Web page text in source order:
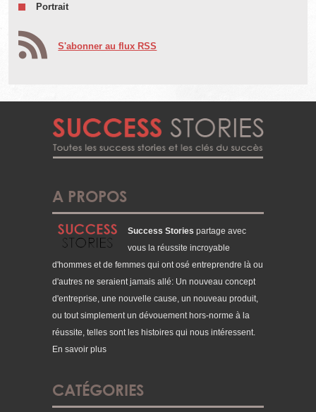
Portrait
S'abonner au flux RSS
A PROPOS
Success Stories partage avec
vous la réussite incroyable
d'hommes et de femmes qui ont osé entreprendre là ou
d'autres ne seraient jamais allé: Un nouveau concept
d'entreprise, une nouvelle cause, un nouveau produit,
ou tout simplement un dévouement hors-norme à la
réussite, telles sont les histoires qui nous intéressent.
En savoir plus
CATÉGORIES